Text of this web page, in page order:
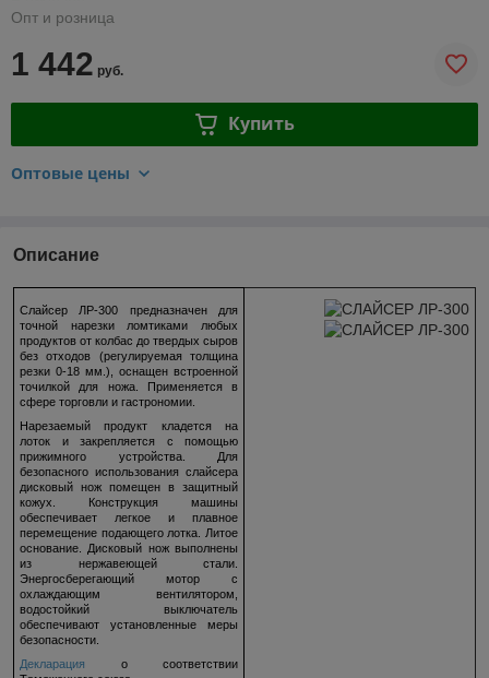
Опт и розница
1 442 руб.
Купить
Оптовые цены
Описание
Слайсер ЛР-300 предназначен для
точной нарезки ломтиками любых
продуктов от колбас до твердых сыров
без отходов (регулируемая толщина
резки 0-18 мм.), оснащен встроенной
точилкой для ножа. Применяется в
сфере торговли и гастрономии.
Нарезаемый продукт кладется на
лоток и закрепляется с помощью
прижимного устройства. Для
безопасного использования слайсера
дисковый нож помещен в защитный
кожух. Конструкция машины
обеспечивает легкое и плавное
перемещение подающего лотка. Литое
основание. Дисковый нож выполнены
из нержавеющей стали.
Энергосберегающий мотор с
охлаждающим вентилятором,
водостойкий выключатель
обеспечивают установленные меры
безопасности.
Декларация о соответствии